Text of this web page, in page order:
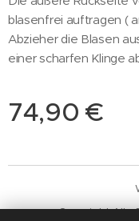
blasenfrei auftragen (
Abzieher die Blasen
einer scharfen Klinge
74,90 €
Copyright Alle